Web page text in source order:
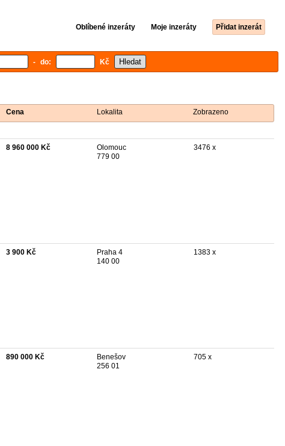
Oblíbené inzeráty Moje inzeráty Přidat inzerát
- do: Kč
Cena Lokalita Zobrazeno
8 960 000 Kč
Olomouc
779 00
3476 x
3 900 Kč
Praha 4
140 00
1383 x
890 000 Kč
Benešov
256 01
705 x